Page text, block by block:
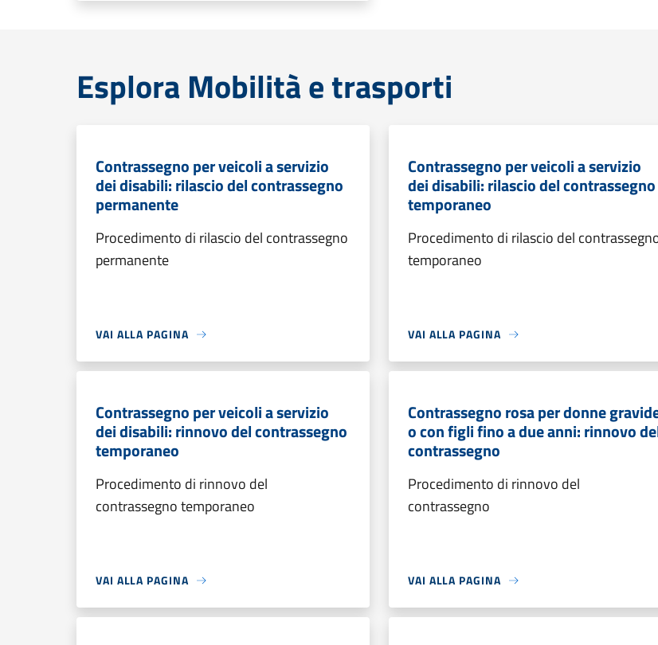
Esplora Mobilità e trasporti
Contrassegno per veicoli a servizio
dei disabili: rilascio del contrassegno
permanente
Procedimento di rilascio del contrassegno
permanente
VAI ALLA PAGINA
Contrassegno per veicoli a servizio
dei disabili: rilascio del contrassegno
temporaneo
Procedimento di rilascio del
temporaneo
VAI ALLA PAGINA
Contrassegno per veicoli a servizio
dei disabili: rinnovo del contrassegno
temporaneo
Procedimento di rinnovo del
contrassegno temporaneo
VAI ALLA PAGINA
Contrassegno rosa per donne
o con figli fino a due anni: rinnovo
contrassegno
Procedimento di rinnovo del
contrassegno
VAI ALLA PAGINA